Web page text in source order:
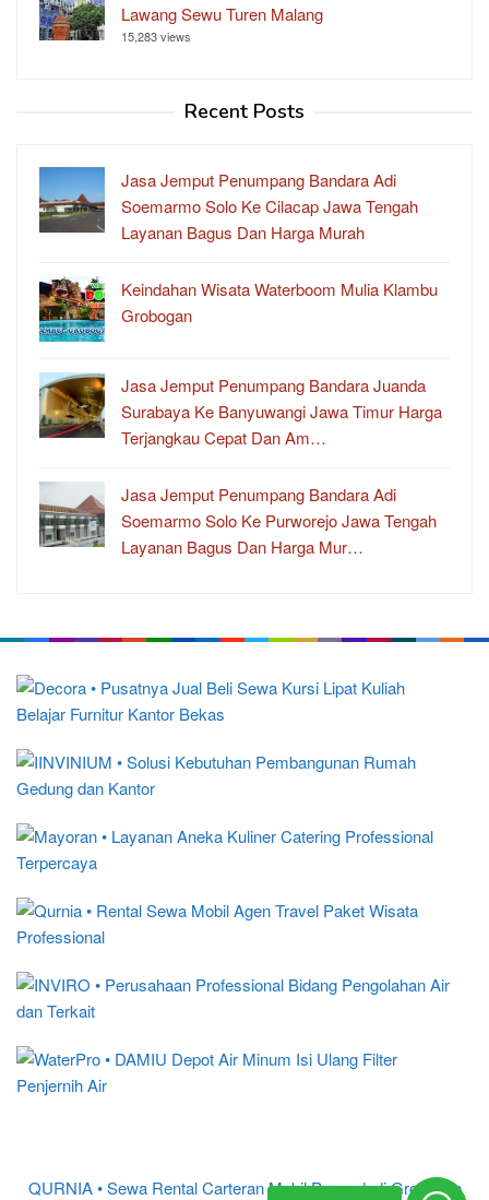
Lawang Sewu Turen Malang
15,283 views
Recent Posts
Jasa Jemput Penumpang Bandara Adi
Soemarmo Solo Ke Cilacap Jawa Tengah
Layanan Bagus Dan Harga Murah
Keindahan Wisata Waterboom Mulia Klambu
Grobogan
Jasa Jemput Penumpang Bandara Juanda
Surabaya Ke Banyuwangi Jawa Timur Harga
Terjangkau Cepat Dan Am…
Jasa Jemput Penumpang Bandara Adi
Soemarmo Solo Ke Purworejo Jawa Tengah
Layanan Bagus Dan Harga Mur…
QURNIA • Sewa Rental Carteran Mobil Purwodadi Grobogan